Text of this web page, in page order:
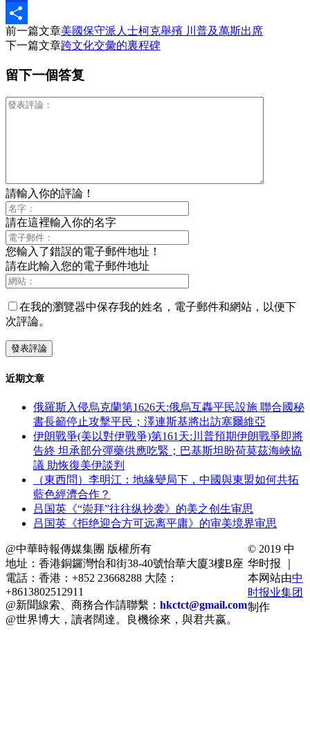
Pinboard
分
前一篇文章美國保守派人士柯克舉殯 川普及萬斯出席
下一篇文章跨文化交彙的裏程碑
留下一個答复
請輸入你的評論！
請在這裡輸入你的名字
您輸入了錯誤的電子郵件地址！
請在此輸入您的電子郵件地址
在我的瀏覽器中保存我的姓名，電子郵件和網站，以便下
次評論。
近期文章
俄羅斯入侵烏克蘭第1626天:俄烏互轟平民設施 聯合國秘
書長籲停止攻擊平民；澤連斯基將出訪塞爾維亞
伊朗戰爭(美以對伊戰爭)第161天:川普預期伊朗戰爭即將
告終 坦承部分彈藥供應吃緊；巴基斯坦盼荷莫茲海峽協
議 助恢復美伊談判
（東西問）李明江：地緣變局下，中國與東盟如何共拓
藍色經濟合作？
吕国英《“崇拜”往往纵抄袭》的美之创生审思
吕国英《拒绝迎合方可远离平庸》的审美境界审思
@中華時報傳媒集團 版權所有
地址：香港銅鑼灣怡和街38-40號怡華大廈3樓B座
電話：香港：+852 23668288 大陸：
+8613802512911
@新聞線索、商務合作請聯繫： hkctct@gmail.com
@世界博大，讀者闊達。良機徐來，與君共嬴。
© 2019 中
华时报 ｜
本网站由中
时报业集团
制作